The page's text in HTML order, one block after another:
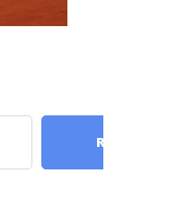
Rechercher